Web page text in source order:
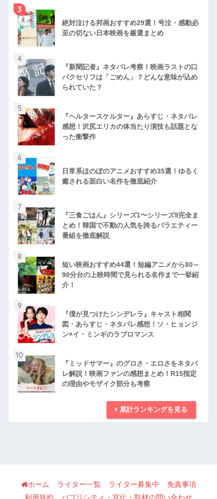
3
絶対泣ける邦画おすすめ29選！号泣・感動必
至の切ない日本映画を厳選まとめ
4
『新聞記者』ネタバレ考察！映画ラストの口
パクセリフは「ごめん」？どんな意味が込め
られていた？
5
『ヘルタースケルター』あらすじ・ネタバレ
感想！沢尻エリカの体当たり演技も話題とな
った衝撃作
6
日常系ほのぼのアニメおすすめ35選！ゆるく
癒される面白い名作を徹底紹介
7
『三食ごはん』シリーズ1〜シリーズ9完全ま
とめ！韓国で不動の人気を誇るバラエティー
番組を徹底解説
8
短い映画おすすめ44選！短編アニメから80～
90分台の上映時間で見られる名作まで一挙紹
介！
9
『僕が見つけたシンデレラ』キャスト相関
図・あらすじ・ネタバレ感想！ソ・ヒョンジ
ン×イ・ミンギのラブロマンス
10
『ミッドサマー』のグロさ・エロさをネタバ
レ解説！映画ファンの感想まとめ！R15指定
の理由やモザイク部分も考察
累計ランキングを見る
ホーム ライター一覧 ライター募集中
免責事項